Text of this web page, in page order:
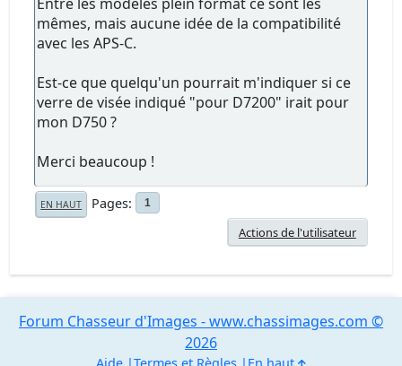
mêmes, mais aucune idée de la compatibilité
avec les APS-C.
Est-ce que quelqu'un pourrait m'indiquer si ce
verre de visée indiqué "pour D7200" irait pour
mon D750 ?
Merci beaucoup !
EN HAUT Pages 1
Actions de l'utilisateur
Forum Chasseur d'Images - www.chassimages.com ©
2026